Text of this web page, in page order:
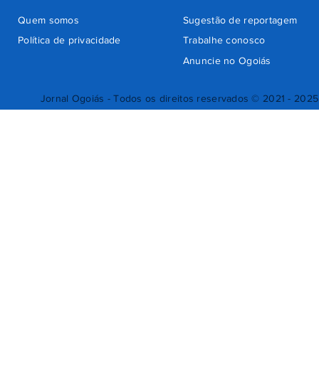
Jornal Ogoiás - Todos os direitos reservados © 2021 - 2025
Quem somos
Sugestão de reportagem
Trabalhe conosco
Política de privacidade
Anuncie no Ogoiás